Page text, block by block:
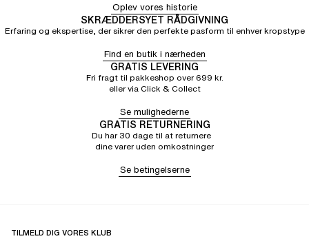
Oplev vores historie
SKRÆDDERSYET RÅDGIVNING
Erfaring og ekspertise, der sikrer den perfekte pasform til enhver kropstype
Find en butik i nærheden
GRATIS LEVERING
Fri fragt til pakkeshop over 699 kr.
eller via Click & Collect
Se mulighederne
GRATIS RETURNERING
Du har 30 dage til at returnere
dine varer uden omkostninger
Se betingelserne
TILMELD DIG VORES KLUB